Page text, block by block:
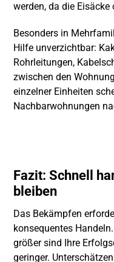
werden, da die
Besonders in
Hilfe unverzichtbar:
Rohrleitungen,
zwischen den
einzelner Einheiten
Nachbarwohnungen
Fazit: Schnell
bleiben
Das Bekämpfen
konsequentes
größer sind Ihre
geringer.